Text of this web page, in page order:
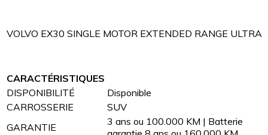
VOLVO EX30 SINGLE MOTOR EXTENDED RANGE ULTRA
CARACTÉRISTIQUES
DISPONIBILITÉ
Disponible
CARROSSERIE
SUV
GARANTIE
3 ans ou 100.000 KM | Batterie